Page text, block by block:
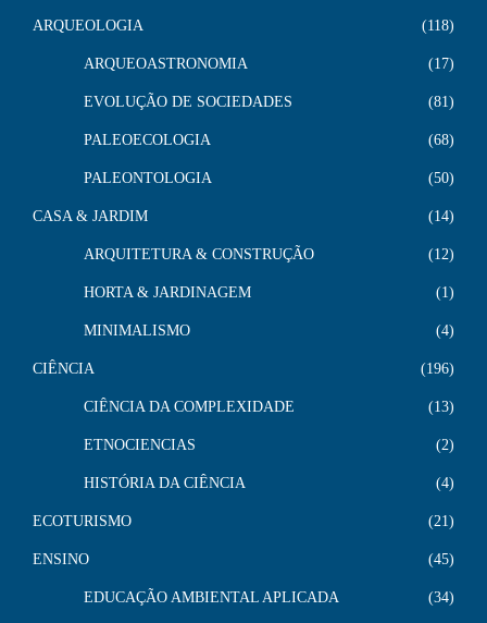
ARQUEOLOGIA 118
ARQUEOASTRONOMIA 17
EVOLUÇÃO DE SOCIEDADES 81
PALEOECOLOGIA 68
PALEONTOLOGIA 50
CASA & JARDIM 14
ARQUITETURA & CONSTRUÇÃO 12
HORTA & JARDINAGEM 1
MINIMALISMO 4
CIÊNCIA 196
CIÊNCIA DA COMPLEXIDADE 13
ETNOCIENCIAS 2
HISTÓRIA DA CIÊNCIA 4
ECOTURISMO 21
ENSINO 45
EDUCAÇÃO AMBIENTAL APLICADA 34